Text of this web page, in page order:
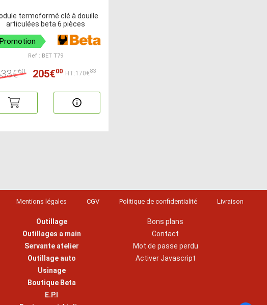
termoformé clé à douille
articulées beta 6 pièces
Promotion
Ref : BET T79
60 205€00 HT:170€83
Mentions légales CGV Politique de confidentialité Livraison
Outillage
Outillages a main
Servante atelier
Outillage auto
Usinage
Boutique Beta
E.P.I
Bons plans
Contact
Mot de passe perdu
Activer Javascript